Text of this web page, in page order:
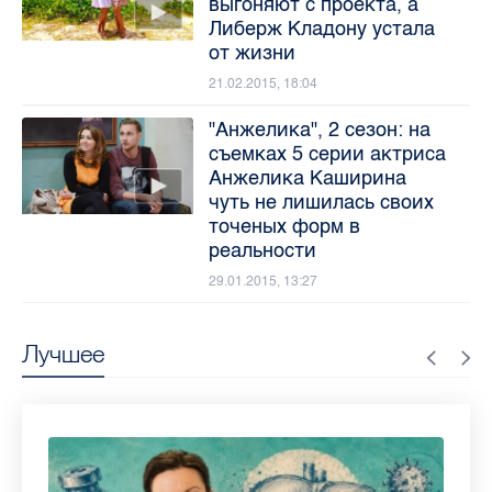
Лучшее
Либерж Кладону устала
от жизни
21.02.2015, 18:04
"Анжелика", 2 сезон: на
съемках 5 серии актриса
Анжелика Каширина
чуть не лишилась своих
точеных форм в
реальности
29.01.2015, 13:27